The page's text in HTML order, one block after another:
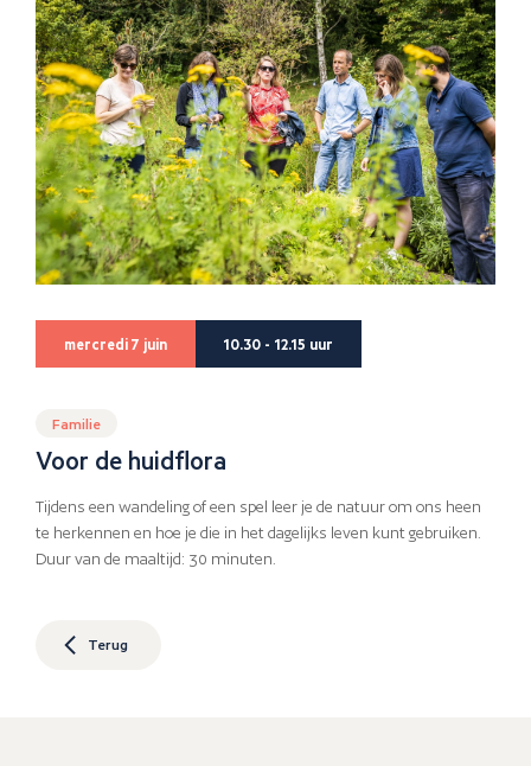
mercredi 7 juin 10.30 - 12.15 uur
Familie
Voor de huidflora
Tijdens een wandeling of een spel leer je de natuur om ons heen
te herkennen en hoe je die in het dagelijks leven kunt gebruiken.
Duur van de maaltijd: 30 minuten.
Terug